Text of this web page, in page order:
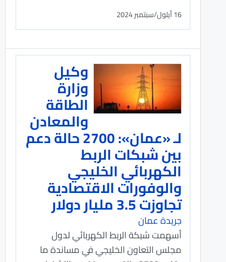
16 أيلول/سبتمبر 2024
وكيل
وزارة
الطاقة
والمعادن
لـ «عمان»: 2700 حالة دعم
بين شبكات الربط
الكهربائي الخليجي
والوفورات الاقتصادية
تجاوزت 3.5 مليار دولار
جريدة عمان
أسهمت شبكة الربط الكهربائي لدول
مجلس التعاون الخليجي في مساندة ما